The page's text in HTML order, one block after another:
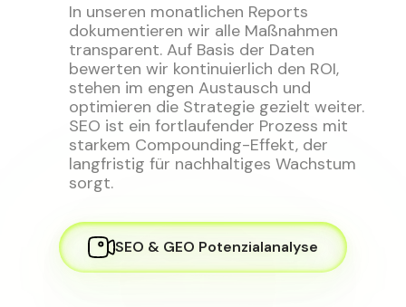
In unseren monatlichen Reports
dokumentieren wir alle Maßnahmen
transparent. Auf Basis der Daten
bewerten wir kontinuierlich den ROI,
stehen im engen Austausch und
optimieren die Strategie gezielt weiter.
SEO ist ein fortlaufender Prozess mit
starkem Compounding-Effekt, der
langfristig für nachhaltiges Wachstum
sorgt.
SEO & GEO Potenzialanalyse